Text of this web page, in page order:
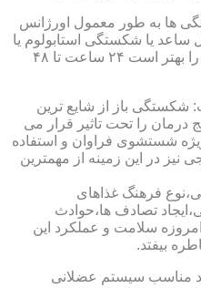
ها به طور معمول اورژانس
ساعد یا شکستگی استابولوم یا
شکستگی های بسته بازو و یا ساق را بهتر است ۲۴ ساعت تا ۴۸
شکستگی باز از شایع ترین
درمان را تحت تاثیر قرار می
شستشوی فراوان و استفاده
نیز در این زمینه از مهمترین
فرهنگ غذاهای
تصادف ها،حوادث
سلامت و عملکرد این
بیفتد.
مناسب سیستم عضلانی